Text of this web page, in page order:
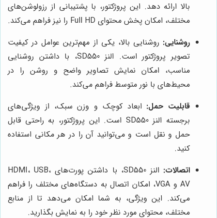
بالا ارائه دهد. این پروژکتور، با پشتیبانی از رزولوشن‌های
مختلف، امکان پخش محتوای Full HD را نیز فراهم می‌کند.
روشنایی: روشنایی بالا، یکی از مهم‌ترین عوامل در کیفیت
تصویر پروژکتور است. النز SD550، با داشتن روشنایی
مناسب، امکان نمایش تصاویر واضح و روشن را در
محیط‌های با نور متوسط فراهم می‌کند.
قابلیت حمل: ابعاد کوچک و وزن سبک، از ویژگی‌های
برجسته النز SD550 است. این پروژکتور، به راحتی قابل
حمل و نقل است و می‌توانید آن را در هر مکانی استفاده
کنید.
اتصالات:
النز SD550، با داشتن پورت‌های HDMI، USB،
AV و VGA، امکان اتصال به دستگاه‌های مختلف را فراهم
می‌کند. این ویژگی، به شما امکان می‌دهد تا از منابع
مختلف، محتوای مورد نظر خود را به نمایش بگذارید.